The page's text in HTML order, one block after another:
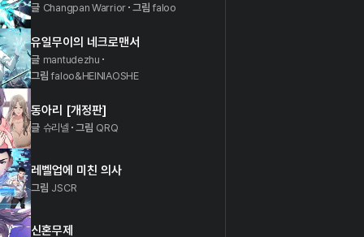
글 Changpan Warrior 그림 faloo
유일무이의 네크로맨서
글 mantudezhu
그림 faloo&HEINIAOSHE
동아리 [개정판]
글 슈리넬 그림 QRQ
레벨업에 미친 의사
그림 JSCR
신혼무제